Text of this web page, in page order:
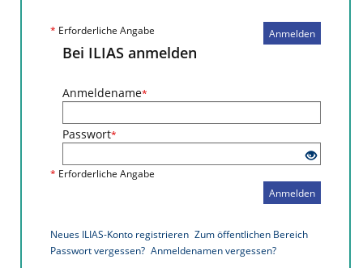
Anmelden
* Erforderliche Angabe
Bei ILIAS anmelden
Anmeldename*
Passwort*
* Erforderliche Angabe
Anmelden
Neues ILIAS-Konto registrieren Zum öffentlichen Bereich
Passwort vergessen? Anmeldenamen vergessen?